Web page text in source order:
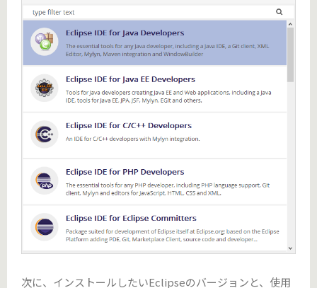
次に、インストールしたいEclipseのバージョンと、使用